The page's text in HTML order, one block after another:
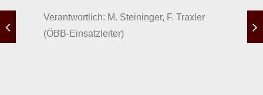
Verantwortlich: M. Steininger, F. Traxler
(ÖBB-Einsatzleiter)